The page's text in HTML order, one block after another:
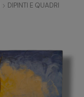
DIPINTI E QUADRI